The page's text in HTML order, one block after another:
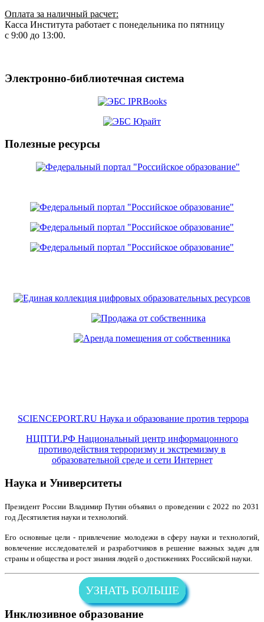
Оплата за наличный расчет:
Касса Института работает с понедельника по пятницу
с 9:00 до 13:00.
Электронно-библиотечная система
Полезные ресурсы
SCIENCEPORT.RU Наука и образование против террора
НЦПТИ.РФ Национальный центр информацонного
противодействия терроризму и экстремизму в
образовательной среде и сети Интернет
Наука и Университеты
Президент России Владимир Путин объявил о проведении с 2022 по 2031
год Десятилетия науки и технологий.
Его основные цели - привлечение молодежи в сферу науки и технологий,
вовлечение исследователей и разработчиков в решение важных задач для
страны и общества и рост знания людей о достижениях Российской науки.
УЗНАТЬ БОЛЬШЕ
Инклюзивное образование